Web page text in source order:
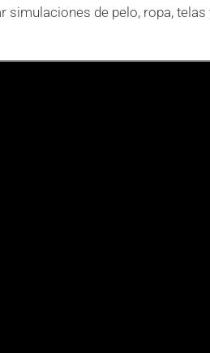
simulaciones de pelo, ropa,